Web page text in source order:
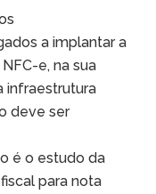
a implantar a
e, na sua
infraestrutura
deve ser
é o estudo da
para nota